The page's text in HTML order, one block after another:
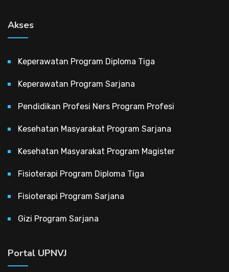
Akses
Keperawatan Program Diploma Tiga
Keperawatan Program Sarjana
Pendidikan Profesi Ners Program Profesi
Kesehatan Masyarakat Program Sarjana
Kesehatan Masyarakat Program Magister
Fisioterapi Program Diploma Tiga
Fisioterapi Program Sarjana
Gizi Program Sarjana
Portal UPNVJ